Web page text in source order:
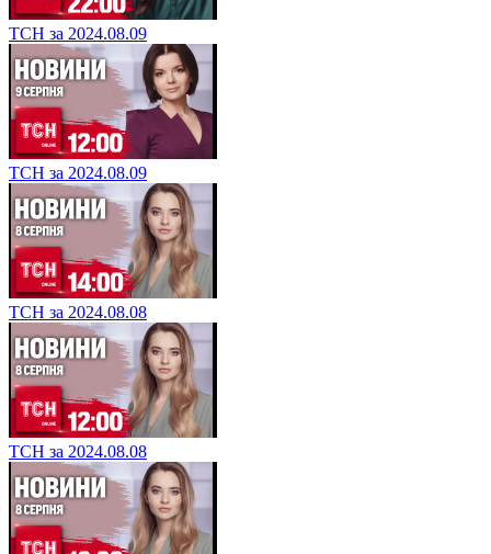
ТСН за 2024.08.09
ТСН за 2024.08.09
ТСН за 2024.08.08
ТСН за 2024.08.08